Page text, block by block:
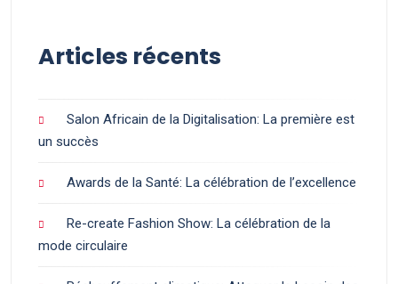
Articles récents
Salon Africain de la Digitalisation: La première est
un succès
Awards de la Santé: La célébration de l’excellence
Re-create Fashion Show: La célébration de la
mode circulaire